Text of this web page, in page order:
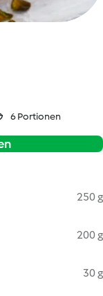
6 Portionen
250 g
200 g
30 g